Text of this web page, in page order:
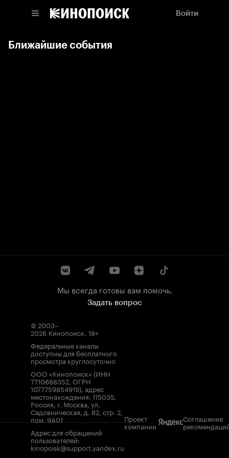
Войти
Ближайшие события
Мы всегда готовы вам помочь.
Задать вопрос
© 2003–
2026 Кинопоиск. 18+
Федеральные каналы
доступны для бесплатного
просмотра круглосуточно
ООО «Кинопоиск» (ИНН
7710688352, ОГРН
1077759854919), адрес
местонахождения: 115035,
Россия, г. Москва, ул.
Садовническая, д. 82, стр. 2,
пом. 9А01
Адрес для обращений
пользователей:
kinopoisk@support.yandex.ru
Проект
компании
Соглашение